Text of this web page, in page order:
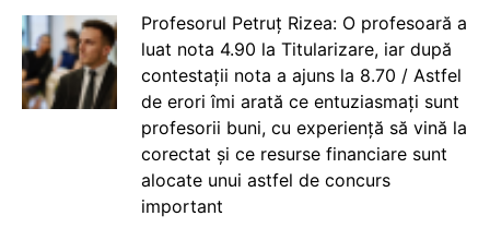
Profesorul Petruț Rizea: O profesoară a
luat nota 4.90 la Titularizare, iar după
contestații nota a ajuns la 8.70 / Astfel
de erori îmi arată ce entuziasmați sunt
profesorii buni, cu experiență să vină la
corectat și ce resurse financiare sunt
alocate unui astfel de concurs
important